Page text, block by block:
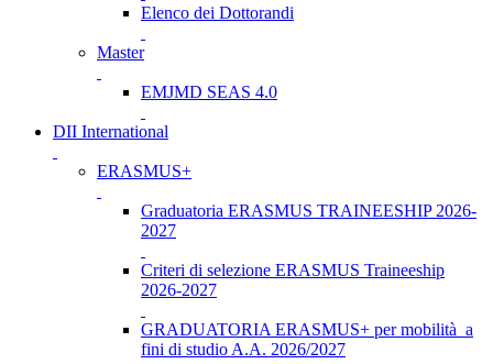
Elenco dei Dottorandi
Master
EMJMD SEAS 4.0
DII International
ERASMUS+
Graduatoria ERASMUS TRAINEESHIP 2026-
2027
Criteri di selezione ERASMUS Traineeship
2026-2027
GRADUATORIA ERASMUS+ per mobilità a
fini di studio A.A. 2026/2027